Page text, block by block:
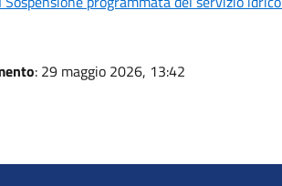
: 29 maggio 2026, 13:42